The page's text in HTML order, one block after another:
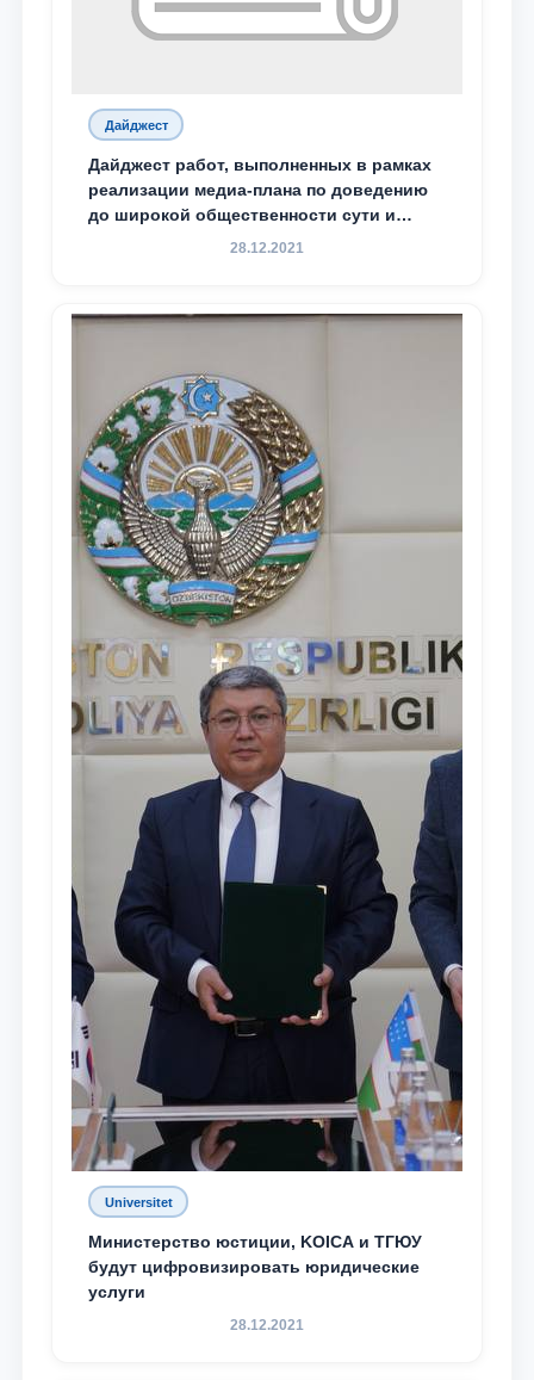
Дайджест
Дайджест работ, выполненных в рамках
реализации медиа-плана по доведению
до широкой общественности сути и
содержания задач, определённых в
Мажлису и народу Узбекистана
28.12.2021
Universitet
Министерство юстиции, KOICA и ТГЮУ
будут цифровизировать юридические
услуги
28.12.2021